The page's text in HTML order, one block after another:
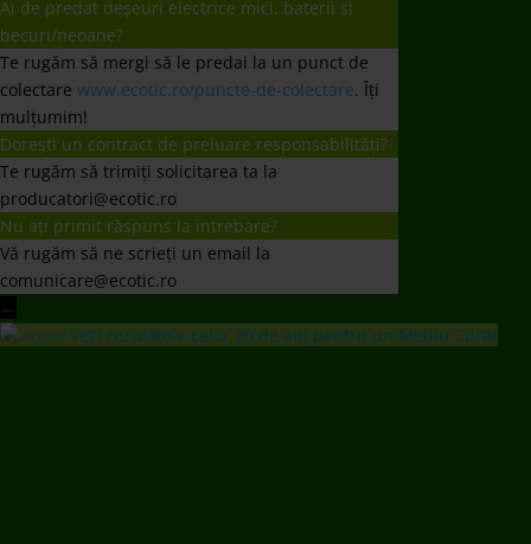
Ai de predat deșeuri electrice mici, baterii și
becuri/neoane?
Te rugăm să mergi să le predai la un punct de
colectare www.ecotic.ro/puncte-de-colectare. Îți
mulțumim!
Dorești un contract de preluare responsabilități?
Te rugăm să trimiți solicitarea ta la
producatori@ecotic.ro
Nu ați primit răspuns la întrebare?
Vă rugăm să ne scrieți un email la
comunicare@ecotic.ro
←
ECOTIC Vezi rezulatele celor 20 de ani pentru un Mediu Curat